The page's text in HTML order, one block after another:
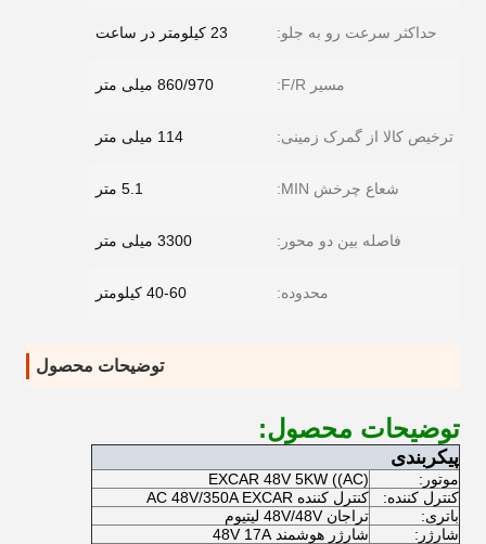
حداکثر سرعت رو به جلو: 23 کیلومتر در ساعت
مسیر F/R: 860/970 میلی متر
ترخیص کالا از گمرک زمینی: 114 میلی متر
شعاع چرخش MIN: 5.1 متر
فاصله بین دو محور: 3300 میلی متر
محدوده: 40-60 کیلومتر
توضیحات محصول
توضیحات محصول:
پیکربندی
موتور:
EXCAR 48V 5KW ((AC)
کنترل کننده:
کنترل کننده AC 48V/350A EXCAR
باتری:
تراجان 48V/48V لیتیوم
شارژر:
شارژر هوشمند 48V 17A